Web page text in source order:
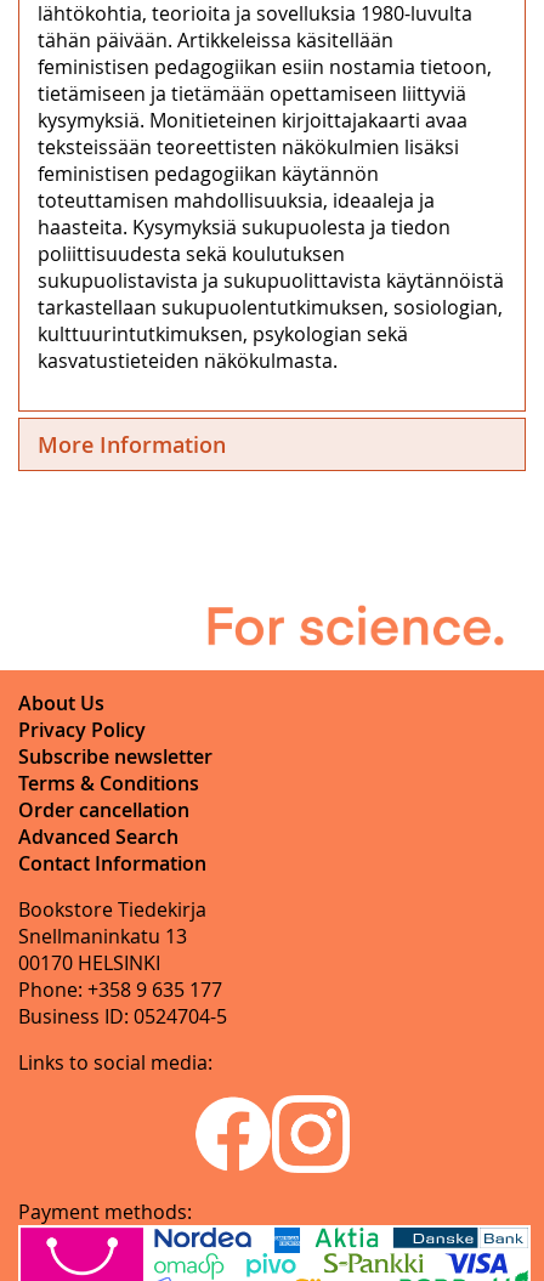
lähtökohtia, teorioita ja sovelluksia 1980-luvulta
tähän päivään. Artikkeleissa käsitellään
feministisen pedagogiikan esiin nostamia tietoon,
tietämiseen ja tietämään opettamiseen liittyviä
kysymyksiä. Monitieteinen kirjoittajakaarti avaa
teksteissään teoreettisten näkökulmien lisäksi
feministisen pedagogiikan käytännön
toteuttamisen mahdollisuuksia, ideaaleja ja
haasteita. Kysymyksiä sukupuolesta ja tiedon
poliittisuudesta sekä koulutuksen
sukupuolistavista ja sukupuolittavista käytännöistä
tarkastellaan sukupuolentutkimuksen, sosiologian,
kulttuurintutkimuksen, psykologian sekä
kasvatustieteiden näkökulmasta.
More Information
About Us
Privacy Policy
Subscribe newsletter
Terms & Conditions
Order cancellation
Advanced Search
Contact Information
Bookstore Tiedekirja
Snellmaninkatu 13
00170 HELSINKI
Phone: +358 9 635 177
Business ID: 0524704-5
Links to social media:
Payment methods: